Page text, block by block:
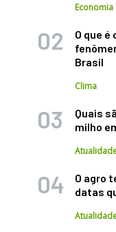
Economia
O que
Brasil
Clima
Quais
milho
O agro
datas